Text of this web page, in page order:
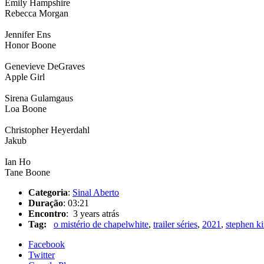
Emily Hampshire
Rebecca Morgan
Jennifer Ens
Honor Boone
Genevieve DeGraves
Apple Girl
Sirena Gulamgaus
Loa Boone
Christopher Heyerdahl
Jakub
Ian Ho
Tane Boone
Categoria: Sinal Aberto
Duração: 03:21
Encontro: 3 years atrás
Tag:
o mistério de chapelwhite, trailer séries, 2021 , stephen
Facebook
Twitter